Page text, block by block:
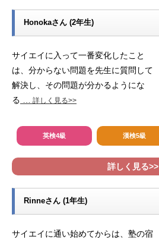
Honokaさん (2年生)
サイエイに入って一番変化したこと
は、分からない問題を先生に質問して
解決し、その問題が分かるようにな
る
詳しく見る>>
英検4級 漢検5級
詳しく見る>>
Rinneさん (1年生)
サイエイに通い始めてからは、塾の宿